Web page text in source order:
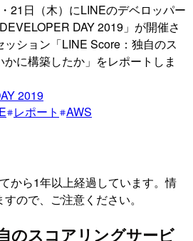
21日（木）にLINEのデベロッパー
DAY 2019」が開催さ
ション「LINE Score：独自のス
に構築したか」をレポートしま
2019
レポート
AWS
から1年以上経過しています。情
ので、ご注意ください。
のスコアリングサービ